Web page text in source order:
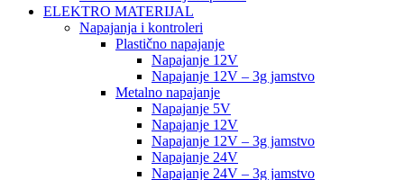
ELEKTRO MATERIJAL
Napajanja i kontroleri
Plastično napajanje
Napajanje 12V
Napajanje 12V – 3g jamstvo
Metalno napajanje
Napajanje 5V
Napajanje 12V
Napajanje 12V – 3g jamstvo
Napajanje 24V
Napajanje 24V – 3g jamstvo